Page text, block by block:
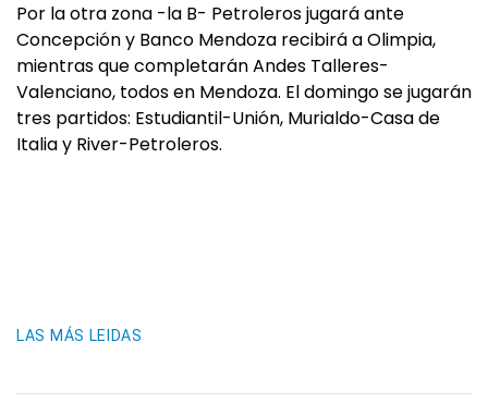
Por la otra zona -la B- Petroleros jugará ante
Concepción y Banco Mendoza recibirá a Olimpia,
mientras que completarán Andes Talleres-
Valenciano, todos en Mendoza. El domingo se jugarán
tres partidos: Estudiantil-Unión, Murialdo-Casa de
Italia y River-Petroleros.
LAS MÁS LEIDAS